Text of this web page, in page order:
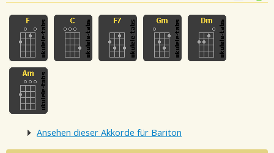
Ansehen dieser Akkorde für Bariton